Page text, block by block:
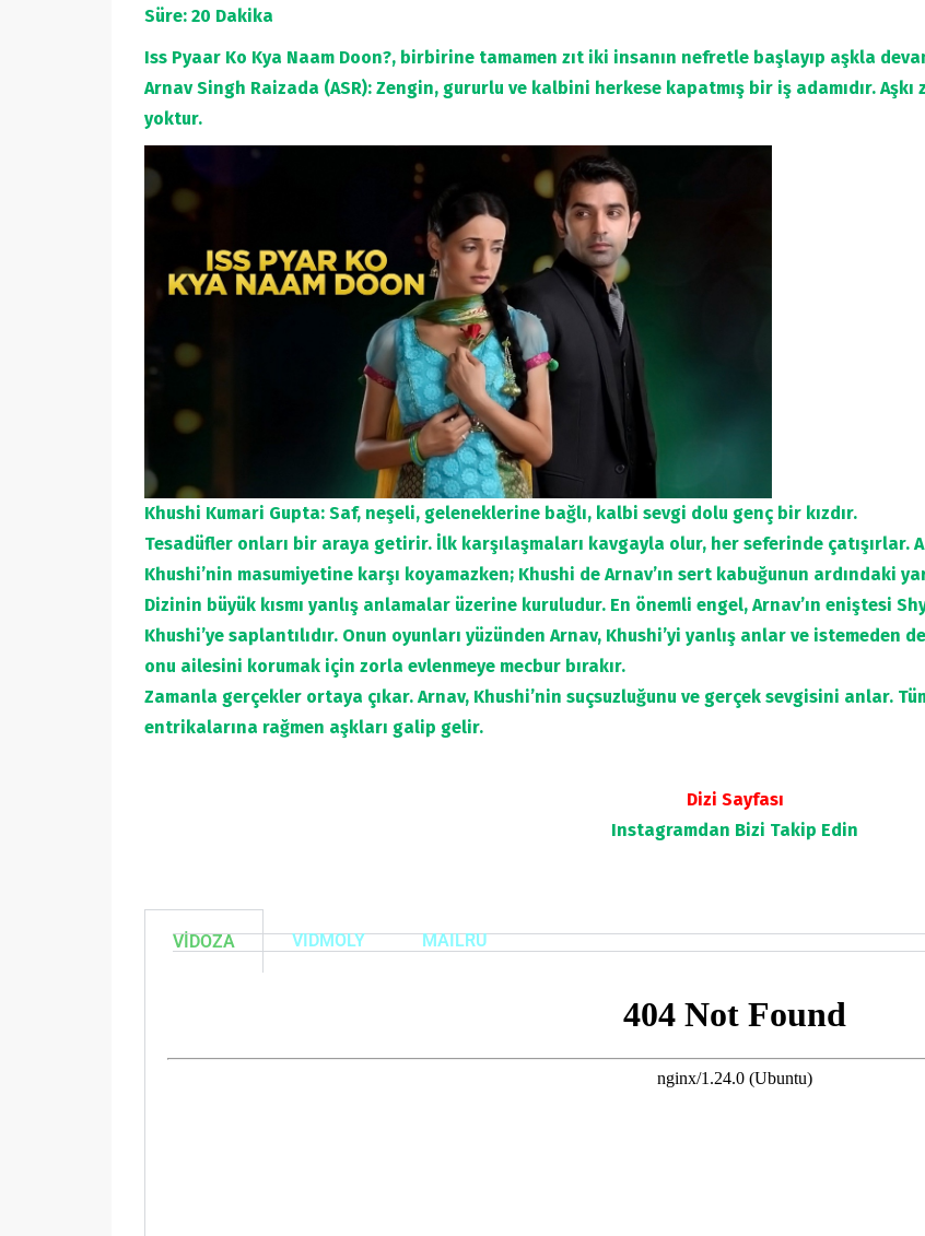
Süre: 20 Dakika
Iss Pyaar Ko Kya Naam Doon?, birbirine tamamen zıt iki insanın nefretle başlayıp aşkla
Arnav Singh Raizada (ASR): Zengin, gururlu ve kalbini herkese kapatmış bir iş adamıdır.
yoktur.
Khushi Kumari Gupta: Saf, neşeli, geleneklerine bağlı, kalbi sevgi dolu genç bir kızdır.
Tesadüfler onları bir araya getirir. İlk karşılaşmaları kavgayla olur, her seferinde çatışırlar.
Khushi’nin masumiyetine karşı koyamazken; Khushi de Arnav’ın sert kabuğunun ardındaki
Dizinin büyük kısmı yanlış anlamalar üzerine kuruludur. En önemli engel, Arnav’ın eniştesi
Khushi’ye saplantılıdır. Onun oyunları yüzünden Arnav, Khushi’yi yanlış anlar ve
onu ailesini korumak için zorla evlenmeye mecbur bırakır.
Zamanla gerçekler ortaya çıkar. Arnav, Khushi’nin suçsuzluğunu ve gerçek sevgisini anlar.
entrikalarına rağmen aşkları galip gelir.
Dizi Sayfası
Instagramdan Bizi Takip Edin
VİDOZA VIDMOLY MAILRU